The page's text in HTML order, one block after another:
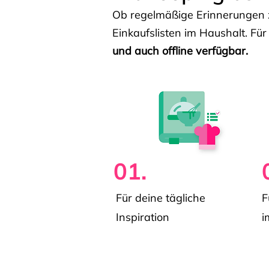
Ob regelmäßige
Einkaufslisten im Haushalt.
und auch offline verfügbar.
01.
Für deine tägliche
Inspiration